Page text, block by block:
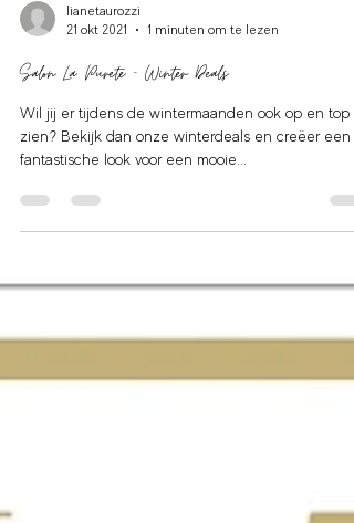
21 okt 2021
1 minuten om te lezen
Salon La Purete - Winter Deals
Wil jij er tijdens de wintermaanden ook op en top
fantastische look voor een mooie...